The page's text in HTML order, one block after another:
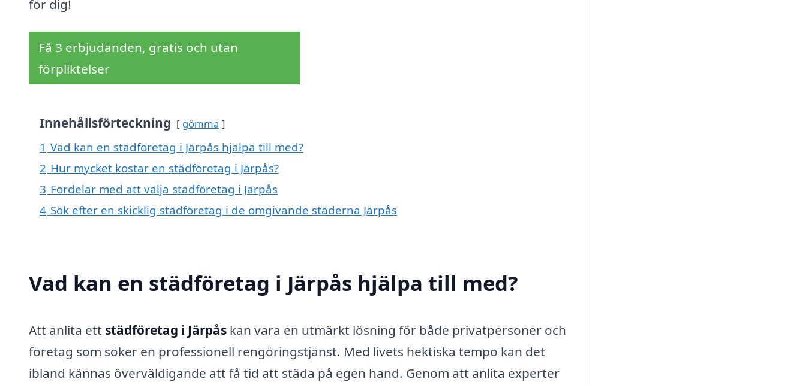
för dig!
Få 3 erbjudanden, gratis och utan
förpliktelser
Innehållsförteckning gömma
1 Vad kan en städföretag i Järpås hjälpa till med?
2 Hur mycket kostar en städföretag i Järpås?
3 Fördelar med att välja städföretag i Järpås
4 Sök efter en skicklig städföretag i de omgivande städerna Järpås
Vad kan en städföretag i Järpås hjälpa till med?
Att anlita ett städföretag i Järpås kan vara en utmärkt lösning för både privatpersoner och
företag som söker en professionell rengöringstjänst. Med livets hektiska tempo kan det
ibland kännas överväldigande att få tid att städa på egen hand. Genom att anlita experter